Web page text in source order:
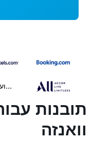
תובנות
וואנזה